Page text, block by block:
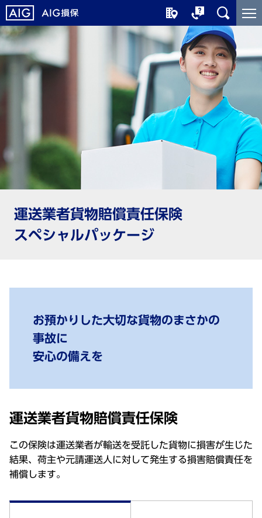
メ
イ
ン
コ
ャ
ン
こ
こ
か
ら
ン
ツ
運送業者貨物賠償責任保険
スペシャルパッケージ
お預かりした大切な貨物のまさかの
事故に
安心の備えを
運送業者貨物賠償責任保険
この保険は運送業者が輸送を受託した貨物に損害が生じた
結果、荷主や元請運送人に対して発生する損害賠償責任を
補償します。